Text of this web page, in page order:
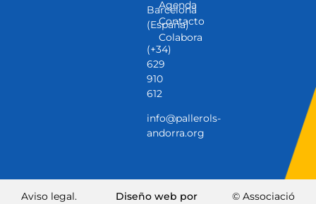
Barcelona
(España)
(+34)
629
910
612
info@pallerols-
andorra.org
Agenda
Contacto
Colabora
Aviso legal.
Diseño web por
© Associació